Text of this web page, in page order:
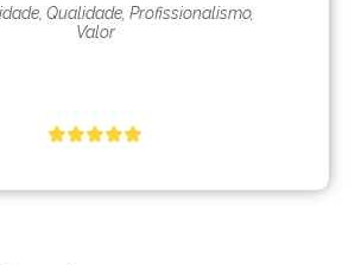
Qualidade, Profissionalismo,
Valor